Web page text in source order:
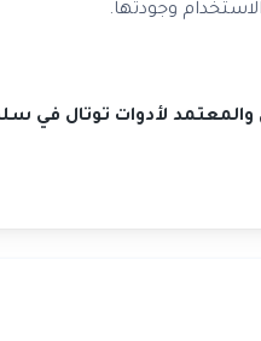
وجودتها.
والمعتمد لأدوات توتال في